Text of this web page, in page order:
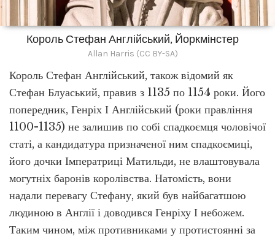
Король Стефан Англійський, Йоркмінстер
Allan Harris (CC BY-SA)
Король Стефан Англійський, також відомий як
Стефан Блуаський, правив з 1135 по 1154 роки. Його
попередник, Генріх І Англійський (роки правління
1100-1135) не залишив по собі спадкоємця чоловічої
статі, а кандидатура призначеної ним спадкоємиці,
його дочки Імператриці Матильди, не влаштовувала
могутніх баронів королівства. Натомість, вони
надали перевагу Стефану, який був найбагатшою
людиною в Англії і доводився Генріху І небожем.
Таким чином, між противниками у протистоянні за